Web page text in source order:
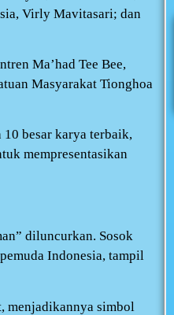
Virly Mavitasari; dan
Ma’had Tee Bee,
Masyarakat Tionghoa
10 besar karya terbaik,
mempresentasikan
diluncurkan. Sosok
Indonesia, tampil
menjadikannya simbol